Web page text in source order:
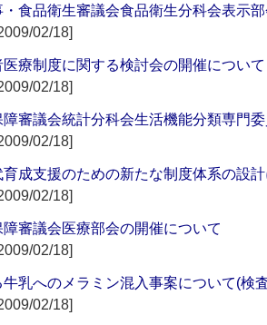
食品衛生審議会食品衛生分科会表示
02/18]
療制度に関する検討会の開催について
02/18]
審議会統計分科会生活機能分類専門
02/18]
成支援のための新たな制度体系の設
02/18]
審議会医療部会の開催について
02/18]
乳へのメラミン混入事案について(検
02/18]